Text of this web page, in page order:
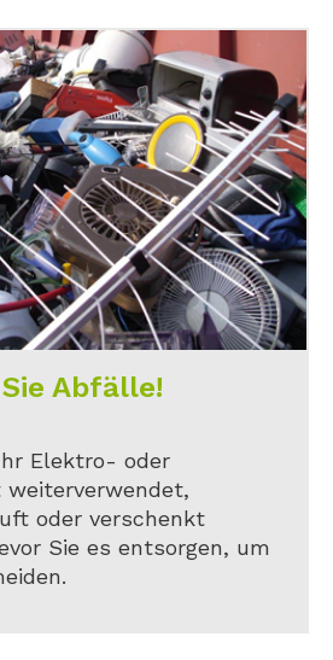
Abfälle!
Elektro- oder
weiterverwendet,
oder verschenkt
Sie es entsorgen, um